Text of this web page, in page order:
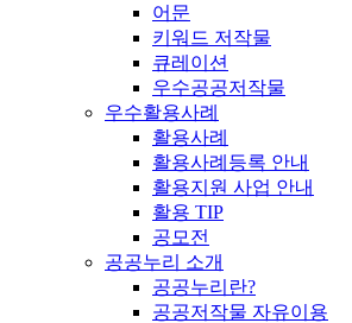
어문
키워드 저작물
큐레이션
우수공공저작물
우수활용사례
활용사례
활용사례등록 안내
활용지원 사업 안내
활용 TIP
공모전
공공누리 소개
공공누리란?
공공저작물 자유이용